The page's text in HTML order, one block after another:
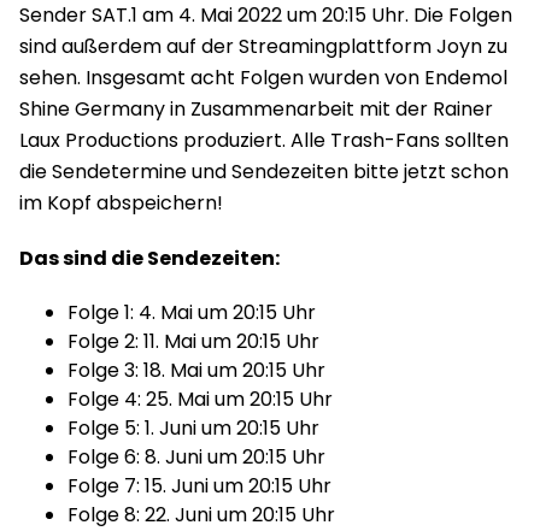
Sender SAT.1 am 4. Mai 2022 um 20:15 Uhr. Die Folgen
sind außerdem auf der Streamingplattform Joyn zu
sehen. Insgesamt acht Folgen wurden von Endemol
Shine Germany in Zusammenarbeit mit der Rainer
Laux Productions produziert. Alle Trash-Fans sollten
die Sendetermine und Sendezeiten bitte jetzt schon
im Kopf abspeichern!
Das sind die Sendezeiten:
Folge 1: 4. Mai um 20:15 Uhr
Folge 2: 11. Mai um 20:15 Uhr
Folge 3: 18. Mai um 20:15 Uhr
Folge 4: 25. Mai um 20:15 Uhr
Folge 5: 1. Juni um 20:15 Uhr
Folge 6: 8. Juni um 20:15 Uhr
Folge 7: 15. Juni um 20:15 Uhr
Folge 8: 22. Juni um 20:15 Uhr